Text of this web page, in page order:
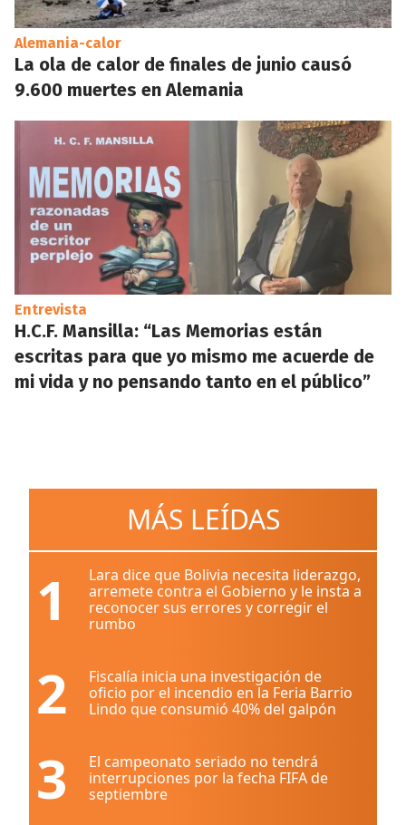
Alemania-calor
La ola de calor de finales de junio causó
9.600 muertes en Alemania
Entrevista
H.C.F. Mansilla: “Las Memorias están
escritas para que yo mismo me acuerde de
mi vida y no pensando tanto en el público”
MÁS LEÍDAS
1
Lara dice que Bolivia necesita liderazgo,
arremete contra el Gobierno y le insta a
reconocer sus errores y corregir el
rumbo
2
Fiscalía inicia una investigación de
oficio por el incendio en la Feria Barrio
Lindo que consumió 40% del galpón
3
El campeonato seriado no tendrá
interrupciones por la fecha FIFA de
septiembre